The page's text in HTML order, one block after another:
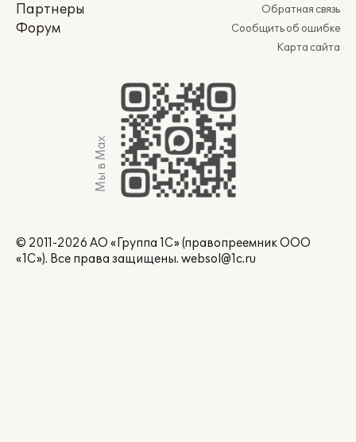
Партнеры
Форум
Обратная связь
Сообщить об ошибке
Карта сайта
Мы в Max
© 2011-2026 АО «Группа 1С» (правопреемник ООО
«1С»). Все права защищены. websol@1c.ru